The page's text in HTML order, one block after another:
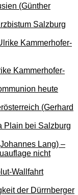
(Günther
Salzburg
Kammerhofer-
Kammerhofer-
heute
(Gerhard
Plain bei Salzburg
Lang) –
nicht
Wallfahrt
der Dürrnberger